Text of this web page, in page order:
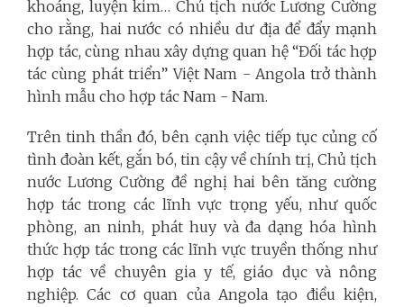
khoáng, luyện kim… Chủ tịch nước Lương Cường
cho rằng, hai nước có nhiều dư địa để đẩy mạnh
hợp tác, cùng nhau xây dựng quan hệ “Đối tác hợp
tác cùng phát triển” Việt Nam - Angola trở thành
hình mẫu cho hợp tác Nam - Nam.
Trên tinh thần đó, bên cạnh việc tiếp tục củng cố
tình đoàn kết, gắn bó, tin cậy về chính trị, Chủ tịch
nước Lương Cường đề nghị hai bên tăng cường
hợp tác trong các lĩnh vực trọng yếu, như quốc
phòng, an ninh, phát huy và đa dạng hóa hình
thức hợp tác trong các lĩnh vực truyền thống như
hợp tác về chuyên gia y tế, giáo dục và nông
nghiệp. Các cơ quan của Angola tạo điều kiện,